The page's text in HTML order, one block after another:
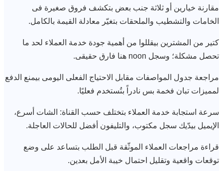
مقارنة خيارين أو ثلاثة جنب بعض بتكشف فروق صغيرة فى
الخامات والتشطيب والملحقات بتغيّر معادلة القيمة بالكامل.
كتير من المشترين بيقللوا من أهمية جودة خدمة العملاء لحد ما
تحصل مشكلة؛ وسجل noon هنا فارق حقيقى.
مراجعة جدول المواصفات مقابل الاحتياج الفعلى اليومى بيمنع الدفع
لمميزات تبان فخمة بس نادراً بتُستخدم فعليًا.
سرعة استجابة خدمة العملاء بتختلف حسب القناة: الشات أسرع،
الإيميل بيدّيك سجل مكتوب، والتليفون أفضل للحالات العاجلة.
قراءة مراجعات العملاء الموثّقة قبل الطلب بتساعد على وضع
توقعات واقعية وتقليل احتمال خيبة الأمل بعدين.